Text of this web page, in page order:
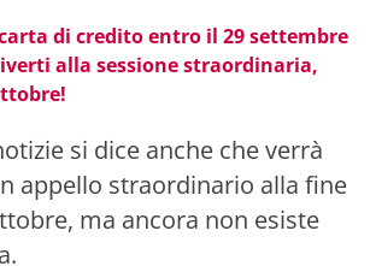
di credito entro il 29 settembre
alla sessione straordinaria,
si dice anche che verrà
appello straordinario alla fine
ma ancora non esiste